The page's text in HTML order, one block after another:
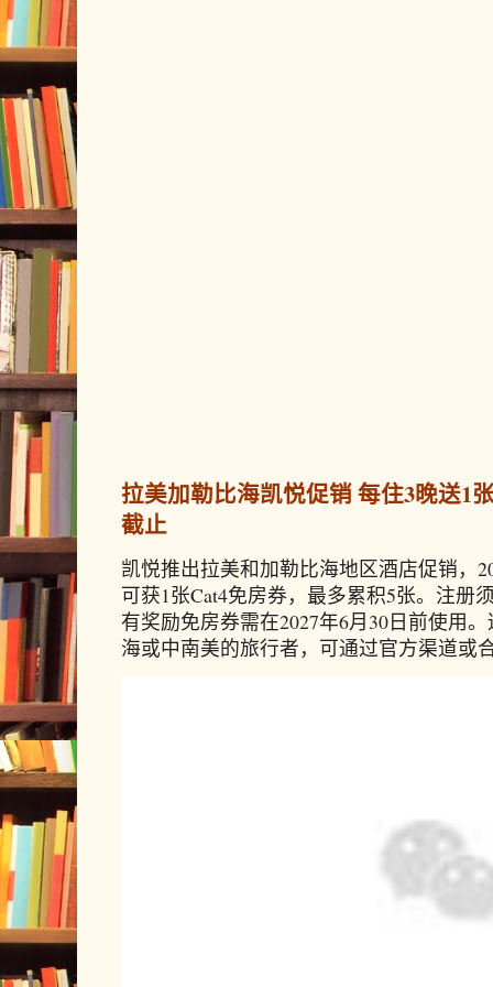
拉美加勒比海凯悦促销 每住3晚送1
截止
凯悦推出拉美和加勒比海地区酒店促销，
可获1张Cat4免房券，最多累积5张。注册
有奖励免房券需在2027年6月30日前使用
海或中南美的旅行者，可通过官方渠道或